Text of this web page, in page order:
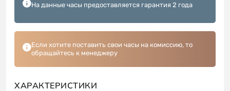
На данные часы предоставляется гарантия 2 года
Если хотите поставить свои часы на комиссию, то
обращайтесь к менеджеру
ХАРАКТЕРИСТИКИ